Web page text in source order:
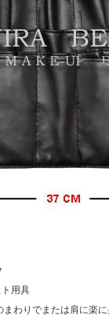
用具
わりでまたは肩に楽